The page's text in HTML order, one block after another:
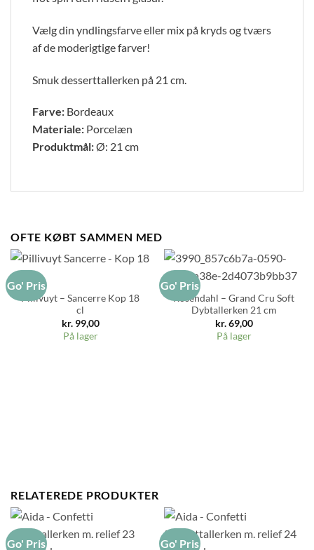
Vælg din yndlingsfarve eller mix på kryds og tværs
af de moderigtige farver!
Smuk desserttallerken på 21 cm.
Farve: Bordeaux
Materiale: Porcelæn
Produktmål:Ø: 21 cm
OFTE KØBT SAMMEN MED
Go' Pris
Pillivuyt – Sancerre Kop 18
cl
kr.99,00
På lager
Go' Pris
Rosendahl – Grand Cru Soft
Dybtallerken 21 cm
kr.69,00
På lager
RELATEREDE PRODUKTER
Go' Pris Go' Pris